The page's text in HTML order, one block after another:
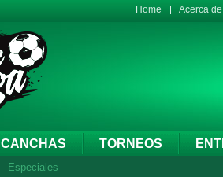
Home Acerca
CANCHAS TORNEOS
Especiales